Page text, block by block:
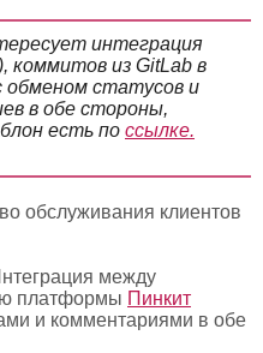
интеграция
коммитов из GitLab в
обменом статусов и
в обе стороны,
есть по ссылке.
обслуживания клиентов
между
платформы Пинкит
и комментариями в обе